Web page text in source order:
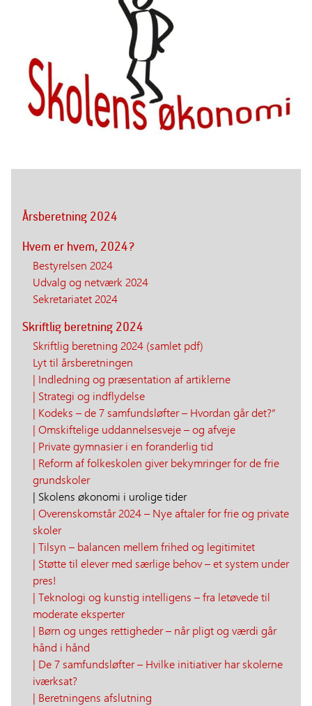
Årsberetning 2024
Hvem er hvem, 2024?
Bestyrelsen 2024
Udvalg og netværk 2024
Sekretariatet 2024
Skriftlig beretning 2024
Skriftlig beretning 2024 (samlet pdf)
Lyt til årsberetningen
| Indledning og præsentation af artiklerne
| Strategi og indflydelse
| Kodeks – de 7 samfundsløfter – Hvordan går det?”
| Omskiftelige uddannelsesveje – og afveje
| Private gymnasier i en foranderlig tid
| Reform af folkeskolen giver bekymringer for de frie
grundskoler
| Skolens økonomi i urolige tider
| Overenskomstår 2024 – Nye aftaler for frie og private
skoler
| Tilsyn – balancen mellem frihed og legitimitet
| Støtte til elever med særlige behov – et system under
pres!
| Teknologi og kunstig intelligens – fra letøvede til
moderate eksperter
| Børn og unges rettigheder – når pligt og værdi går
hånd i hånd
| De 7 samfundsløfter – Hvilke initiativer har skolerne
iværksat?
| Beretningens afslutning